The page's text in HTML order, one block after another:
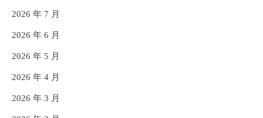
2026 年 7 月
2026 年 6 月
2026 年 5 月
2026 年 4 月
2026 年 3 月